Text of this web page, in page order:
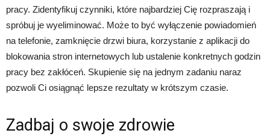
pracy. Zidentyfikuj czynniki, które najbardziej Cię rozpraszają i
spróbuj je wyeliminować. Może to być wyłączenie powiadomień
na telefonie, zamknięcie drzwi biura, korzystanie z aplikacji do
blokowania stron internetowych lub ustalenie konkretnych godzin
pracy bez zakłóceń. Skupienie się na jednym zadaniu naraz
pozwoli Ci osiągnąć lepsze rezultaty w krótszym czasie.
Zadbaj o swoje zdrowie